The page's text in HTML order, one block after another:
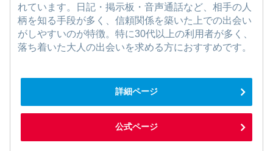
れています。日記・掲示板・音声通話など、相手の人
柄を知る手段が多く、信頼関係を築いた上での出会い
がしやすいのが特徴。特に30代以上の利用者が多く、
落ち着いた大人の出会いを求める方におすすめです。
詳細ページ
公式ページ